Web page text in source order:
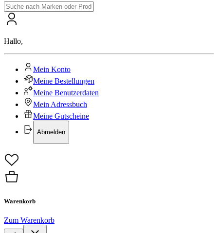
Hallo,
Mein Konto
Meine Bestellungen
Meine Benutzerdaten
Mein Adressbuch
Meine Gutscheine
Abmelden
Warenkorb
Zum Warenkorb